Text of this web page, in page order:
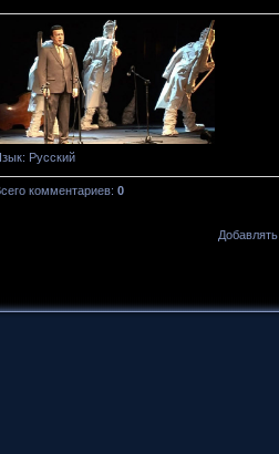
: Русский
комментариев: 0